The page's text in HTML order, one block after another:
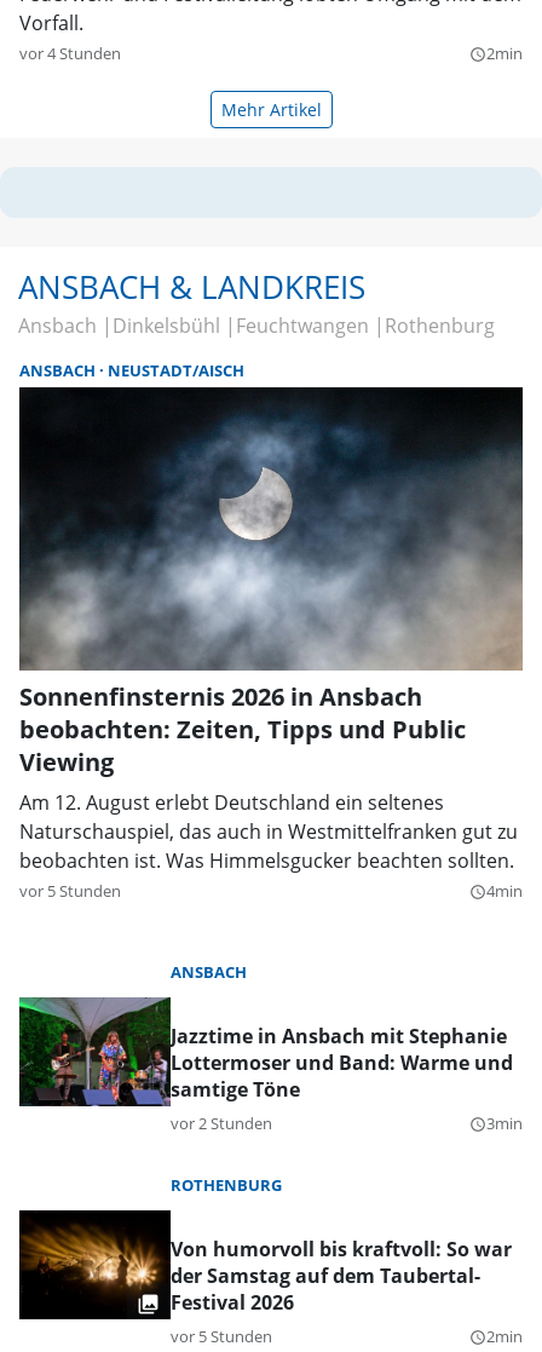
Vorfall.
vor 4 Stunden query_builder2min
Mehr Artikel
ANSBACH & LANDKREIS
Ansbach Dinkelsbühl Feuchtwangen Rothenburg
ANSBACH NEUSTADT/AISCH
Sonnenfinsternis 2026 in Ansbach
beobachten: Zeiten, Tipps und Public
Viewing
Am 12. August erlebt Deutschland ein seltenes
Naturschauspiel, das auch in Westmittelfranken gut zu
beobachten ist. Was Himmelsgucker beachten sollten.
vor 5 Stunden query_builder4min
ANSBACH
Jazztime in Ansbach mit Stephanie
Lottermoser und Band: Warme und
samtige Töne
vor 2 Stunden query_builder3min
ROTHENBURG
Von humorvoll bis kraftvoll: So war
der Samstag auf dem Taubertal-
Festival 2026
vor 5 Stunden query_builder2min